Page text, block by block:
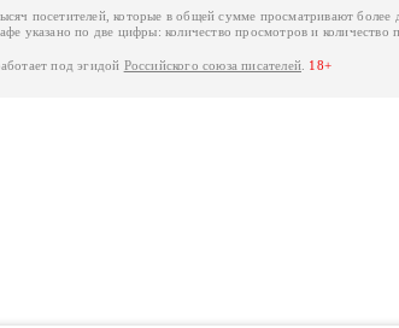
посетителей, которые в общей сумме просматривают
указано по две цифры: количество просмотров и количество
под эгидой Российского союза писателей 18+